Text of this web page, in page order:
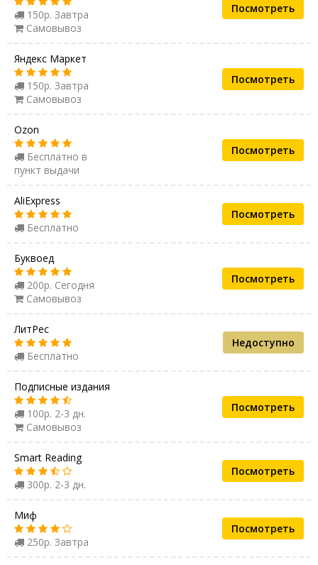
150р. Завтра
Самовывоз
Посмотреть
Яндекс Маркет
150р. Завтра
Самовывоз
Посмотреть
Ozon
Бесплатно в
пункт выдачи
Посмотреть
AliExpress
Бесплатно
Посмотреть
Буквоед
200р. Сегодня
Самовывоз
Посмотреть
ЛитРес
Бесплатно
Недоступно
Подписные издания
100р. 2-3 дн.
Самовывоз
Посмотреть
Smart Reading
300р. 2-3 дн.
Посмотреть
Миф
250р. Завтра
Посмотреть